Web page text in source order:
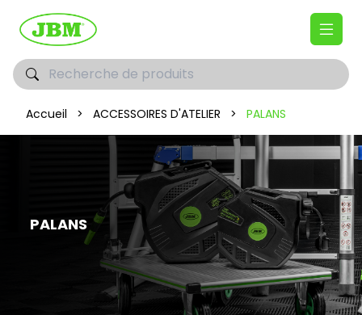
Accueil > ACCESSOIRES D'ATELIER > PALANS
PALANS